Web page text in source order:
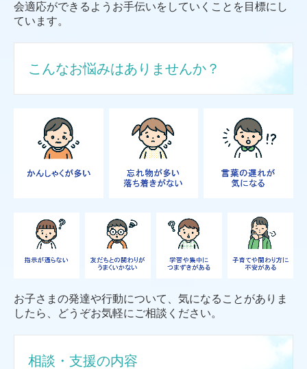
会適応ができるようお手伝いをしていくことを目標にし
ています。
こんなお悩みはありませんか？
お子さまの発達や行動について、気になることがありま
したら、どうぞお気軽にご相談ください。
相談・支援の内容